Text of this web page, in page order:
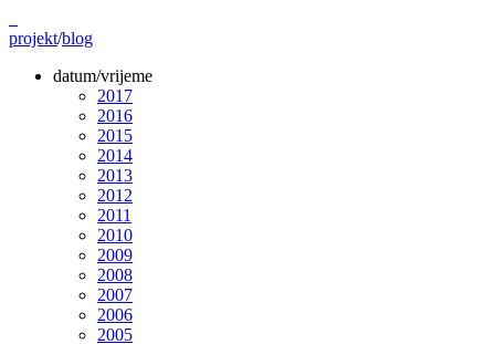
projekt/blog
datum/vrijeme
2017
2016
2015
2014
2013
2012
2011
2010
2009
2008
2007
2006
2005